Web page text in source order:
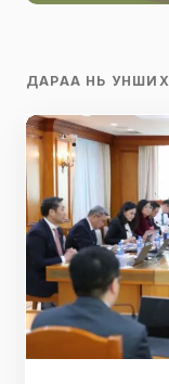
ДАРАА НЬ УНШИХ